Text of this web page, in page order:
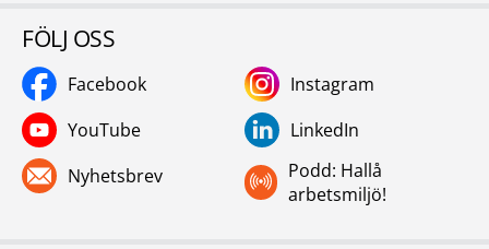
FÖLJ OSS
Facebook
Instagram
YouTube
LinkedIn
Nyhetsbrev
Podd: Hallå
arbetsmiljö!